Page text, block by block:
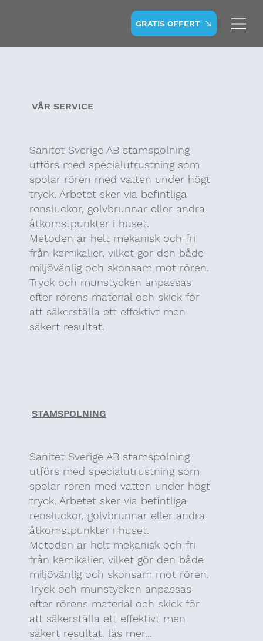
GRATIS OFFERT
VÅR SERVICE
Sanitet Sverige AB stamspolning
utförs med specialutrustning som
spolar rören med vatten under högt
tryck. Arbetet sker via befintliga
rensluckor, golvbrunnar eller andra
åtkomstpunkter i huset.
Metoden är helt mekanisk och fri
från kemikalier, vilket gör den både
miljövänlig och skonsam mot rören.
Tryck och munstycken anpassas
efter rörens material och skick för
att säkerställa ett effektivt men
säkert resultat.
STAMSPOLNING
Sanitet Sverige AB stamspolning
utförs med specialutrustning som
spolar rören med vatten under högt
tryck. Arbetet sker via befintliga
rensluckor, golvbrunnar eller andra
åtkomstpunkter i huset.
Metoden är helt mekanisk och fri
från kemikalier, vilket gör den både
miljövänlig och skonsam mot rören.
Tryck och munstycken anpassas
efter rörens material och skick för
att säkerställa ett effektivt men
säkert resultat. läs mer...